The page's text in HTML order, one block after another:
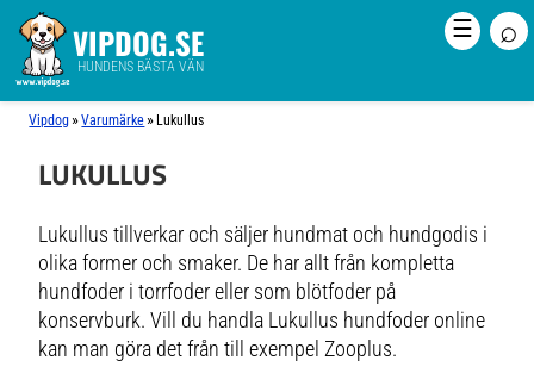
VIPDOG.SE
HUNDENS BÄSTA VÄN
☰ ⌕
Vipdog »Varumärke » Lukullus
LUKULLUS
Lukullus tillverkar och säljer hundmat och hundgodis i
olika former och smaker. De har allt från kompletta
hundfoder i torrfoder eller som blötfoder på
konservburk. Vill du handla Lukullus hundfoder online
kan man göra det från till exempel Zooplus.